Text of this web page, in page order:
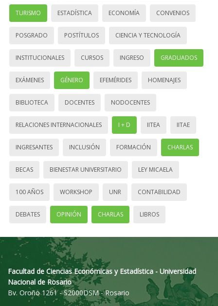
TURISMO ESTADÍSTICA ECONOMÍA CONVENIOS
POSGRADO POSTÍTULOS CIENCIA Y TECNOLOGÍA
INSTITUCIONALES CURSOS INGRESO GRADUADOS
EXÁMENES GÉNERO EFEMÉRIDES HOMENAJES
BIBLIOTECA DOCENTES NODOCENTES
RELACIONES INTERNACIONALES I + D IITEA IITAE
INGRESANTES INCLUSIÓN FORMACIÓN CHARLAS
BECAS BIENESTAR UNIVERSITARIO LEY MICAELA
100 AÑOS WORKSHOP UNR CONTABILIDAD
DEBATES OPINIÓN CHARLAS LIBROS
Facultad de Ciencias Económicas y Estadística - Universidad
Nacional de Rosario
Bv. Oroño 1261 - S2000DSM - Rosario